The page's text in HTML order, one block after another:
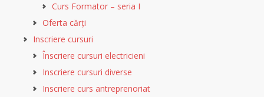
Curs Formator – seria I
Oferta cărți
Inscriere cursuri
Înscriere cursuri electricieni
Inscriere cursuri diverse
Inscriere curs antreprenoriat